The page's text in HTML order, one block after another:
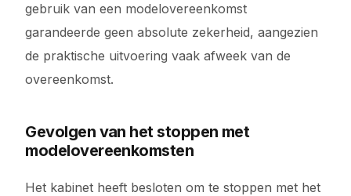
gebruik van een modelovereenkomst
garandeerde geen absolute zekerheid, aangezien
de praktische uitvoering vaak afweek van de
overeenkomst.
Gevolgen van het stoppen met
modelovereenkomsten
Het kabinet heeft besloten om te stoppen met het